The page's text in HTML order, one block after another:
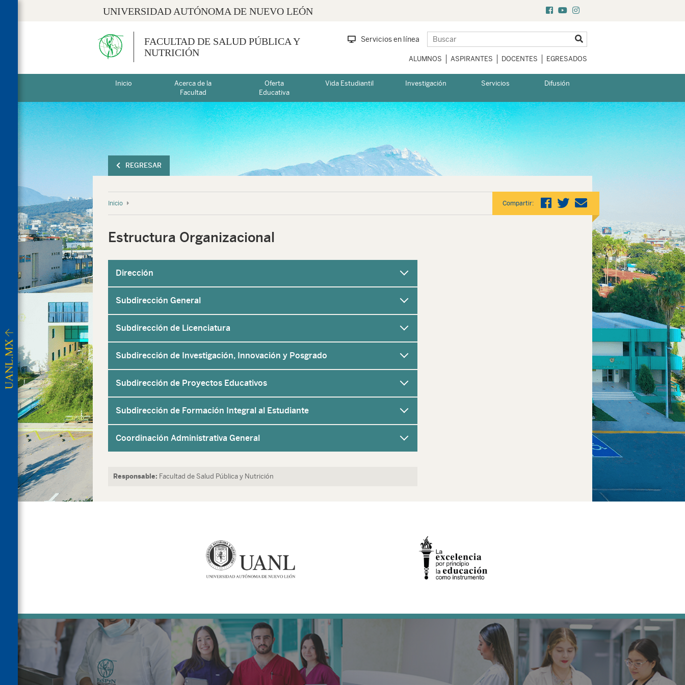
UNIVERSIDAD AUTÓNOMA DE NUEVO LEÓN
FACULTAD DE SALUD PÚBLICA Y
NUTRICIÓN
Servicios en línea
ALUMNOS ASPIRANTES DOCENTES EGRESADOS
Inicio
Acerca de la
Facultad
Oferta
Educativa
Vida Estudiantil Investigación Servicios Difusión
REGRESAR
Inicio Compartir:
Estructura Organizacional
Dirección
Subdirección General
Subdirección de Licenciatura
Subdirección de Investigación, Innovación y Posgrado
Subdirección de Proyectos Educativos
Subdirección de Formación Integral al Estudiante
Coordinación Administrativa General
Responsable: Facultad de Salud Pública y Nutrición